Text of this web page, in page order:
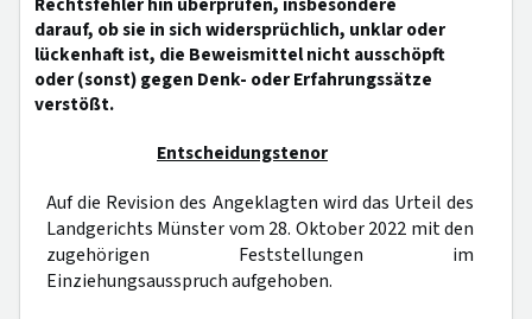
darauf, ob sie in sich widersprüchlich, unklar oder
lückenhaft ist, die Beweismittel nicht ausschöpft
oder (sonst) gegen Denk- oder Erfahrungssätze
verstößt.
Entscheidungstenor
Auf die Revision des Angeklagten wird das Urteil des
Landgerichts Münster vom 28. Oktober 2022 mit den
zugehörigen Feststellungen im
Einziehungsausspruch aufgehoben.